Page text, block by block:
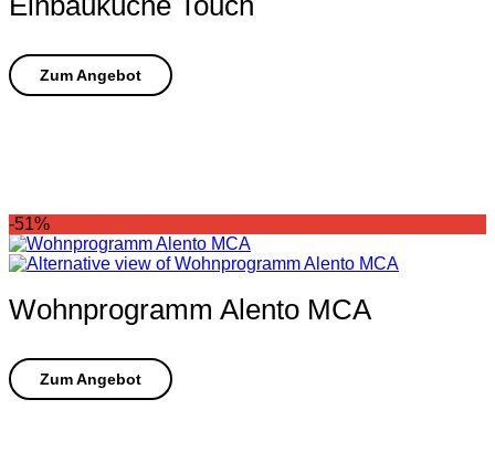
-51%
Wohnprogramm Alento MCA